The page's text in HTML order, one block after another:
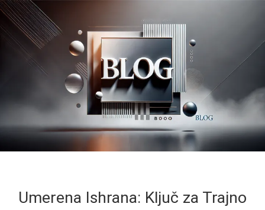
Umerena Ishrana: Ključ za Trajno